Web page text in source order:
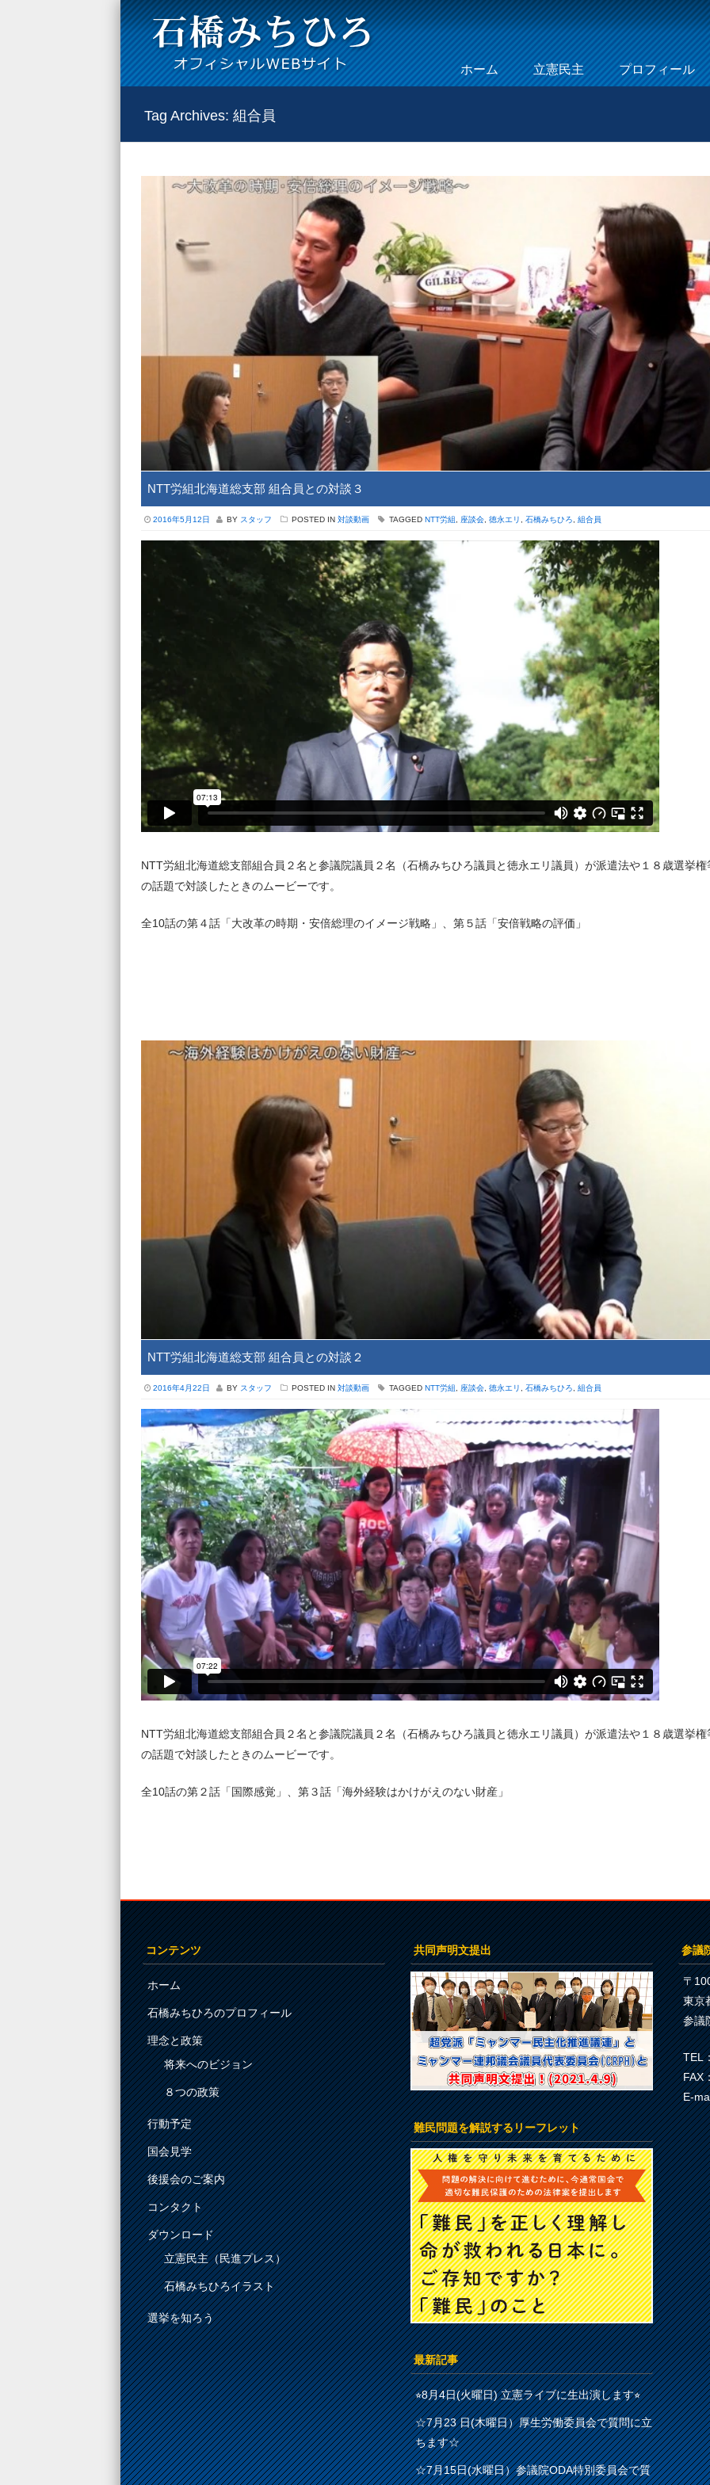
Menu
Skip to content
ホーム 立憲民主 プロフィール
Tag Archives: 組合員
NTT労組北海道総支部 組合員との対談３
2016年5月12日 BY スタッフ POSTED IN 対談動画 TAGGED NTT労組 座談会 徳永エリ 石橋みちひろ 組合員
NTT労組北海道総支部組合員２名と参議院議員２名（石橋みちひろ議員と徳永エリ議員）が派遣法や１８歳選挙権
の話題で対談したときのムービーです。
全10話の第４話「大改革の時期・安倍総理のイメージ戦略」、第５話「安倍戦略の評価」
NTT労組北海道総支部 組合員との対談２
2016年4月22日 BY スタッフ POSTED IN 対談動画 TAGGED NTT労組 座談会 徳永エリ 石橋みちひろ 組合員
NTT労組北海道総支部組合員２名と参議院議員２名（石橋みちひろ議員と徳永エリ議員）が派遣法や１８歳選挙権
の話題で対談したときのムービーです。
全10話の第２話「国際感覚」、第３話「海外経験はかけがえのない財産」
コンテンツ
ホーム
石橋みちひろのプロフィール
理念と政策
将来へのビジョン
８つの政策
行動予定
国会見学
後援会のご案内
コンタクト
ダウンロード
立憲民主（民進プレス）
石橋みちひろイラスト
選挙を知ろう
共同声明文提出
難民問題を解説するリーフレット
最新記事
⭐︎8月4日(火曜日) 立憲ライブに生出演します⭐︎
☆7月23 日(木曜日）厚生労働委員会で質問に立
ちます☆
☆7月15日(水曜日）参議院ODA特別委員会で質
参議
〒
東京
参議
TEL
FAX
E-